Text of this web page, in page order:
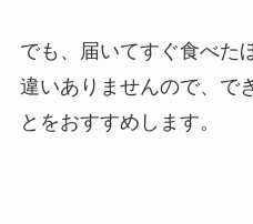
でも、届いてすぐ食べた
違いありませんので、で
とをおすすめします。